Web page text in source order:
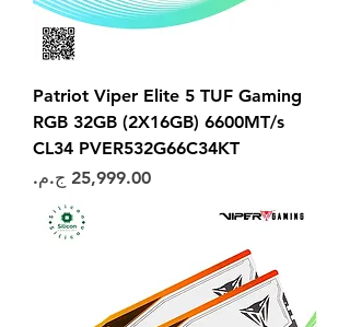
Patriot Viper Elite 5 TUF Gaming
RGB 32GB (2X16GB) 6600MT/s
CL34 PVER532G66C34KT
السعر